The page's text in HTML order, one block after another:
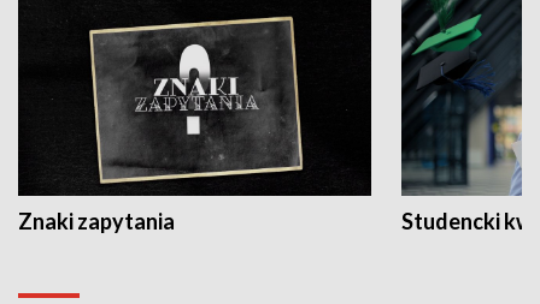
Znaki zapytania Studencki